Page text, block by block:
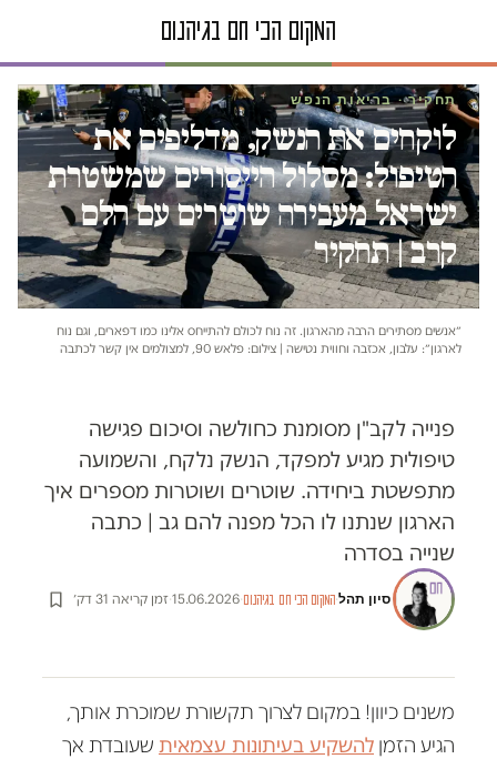
תחקיר · בריאות הנפש
לוקחים את הנשק, מדליפים את
הטיפול: מסלול הייסורים שמשטרת
ישראל מעבירה שוטרים עם הלם
קרב | תחקיר
״אנשים מסתירים הרבה מהארגון. זה נוח לכולם להתייחס אלינו כמו דפארים, וגם נוח
לארגון״: עלבון, אכזבה וחווית נטישה | צילום: פלאש 90, למצולמים אין קשר לכתבה
פנייה לקב"ן מסומנת כחולשה וסיכום פגישה
טיפולית מגיע למפקד, הנשק נלקח, והשמועה
מתפשטת ביחידה. שוטרים ושוטרות מספרים איך
הארגון שנתנו לו הכל מפנה להם גב | כתבה
שנייה בסדרה
סיון תהל·המקום הכי חם בגיהנום·
15.06.2026
·זמן קריאה 31 דק׳
משנים כיוון! במקום לצרוך תקשורת שמוכרת אותך,
הגיע הזמן להשקיע בעיתונות עצמאית שעובדת אך